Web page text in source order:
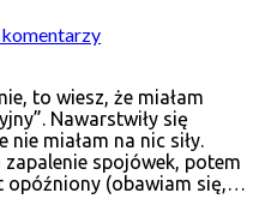
to wiesz, że miałam
Nawarstwiły się
miałam na nic siły.
spojówek, potem
opóźniony (obawiam się,…